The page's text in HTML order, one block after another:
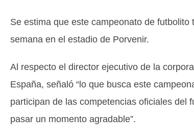
Se estima que este campeonato de
semana en el estadio de Porvenir.
Al respecto el director ejecutivo de la
España, señaló “lo que busca este
participan de las competencias oficiales del
pasar un momento agradable”.